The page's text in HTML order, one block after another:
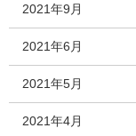
2021年9月
2021年6月
2021年5月
2021年4月